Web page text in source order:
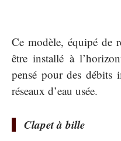
Ce modèle, équipé de
être installé à
pensé pour des débits
réseaux d’eau usée.
Clapet à bille